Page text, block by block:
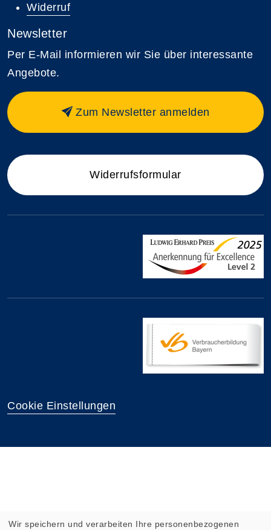
Widerruf
Newsletter
Per E-Mail informieren wir Sie über interessante
Angebote.
Zum Newsletter anmelden
Widerrufsformular
Cookie Einstellungen
Wir speichern und verarbeiten Ihre personenbezogenen